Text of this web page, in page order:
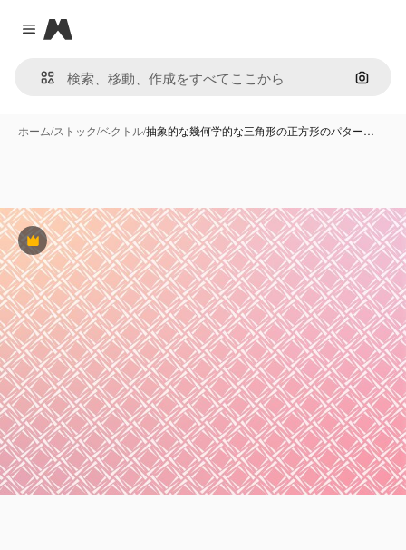
Close menu
Magnific
画像で
ホーム/ストック/ベクトル/抽象的な幾何学的な三角形の正方形のパター…
Premium